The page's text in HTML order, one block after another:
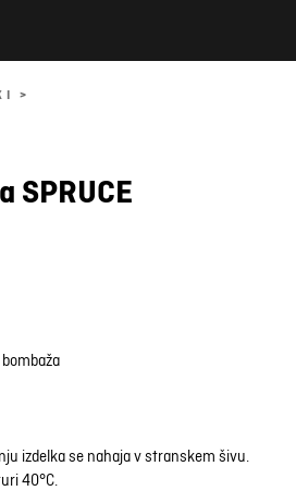
>
SPRUCE
izdelka se nahaja v stranskem šivu.
40°C.